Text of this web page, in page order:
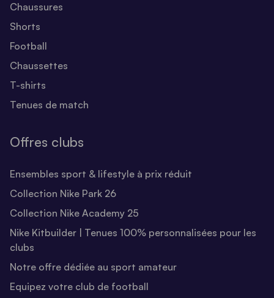
Chaussures
Shorts
Football
Chaussettes
T-shirts
Tenues de match
Offres clubs
Ensembles sport & lifestyle à prix réduit
Collection Nike Park 26
Collection Nike Academy 25
Nike Kitbuilder | Tenues 100% personnalisées pour les
clubs
Notre offre dédiée au sport amateur
Equipez votre club de football